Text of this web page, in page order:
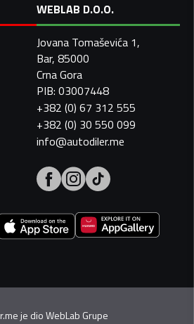
WEBLAB D.O.O.
Jovana Tomaševića 1,
Bar, 85000
Crna Gora
PIB: 03007448
+382 (0) 67 312 555
+382 (0) 30 550 099
info@autodiler.me
je dioWebLab Grupe